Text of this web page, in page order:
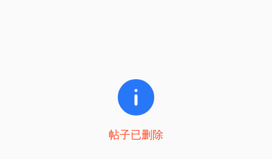
帖子已删除